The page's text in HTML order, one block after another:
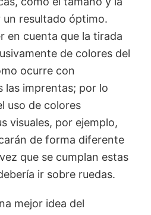
resultado óptimo.
en cuenta que la tirada
de colores del
ocurre con
las imprentas; por lo
uso de colores
visuales, por ejemplo,
de forma diferente
que se cumplan estas
ir sobre ruedas.
mejor idea del